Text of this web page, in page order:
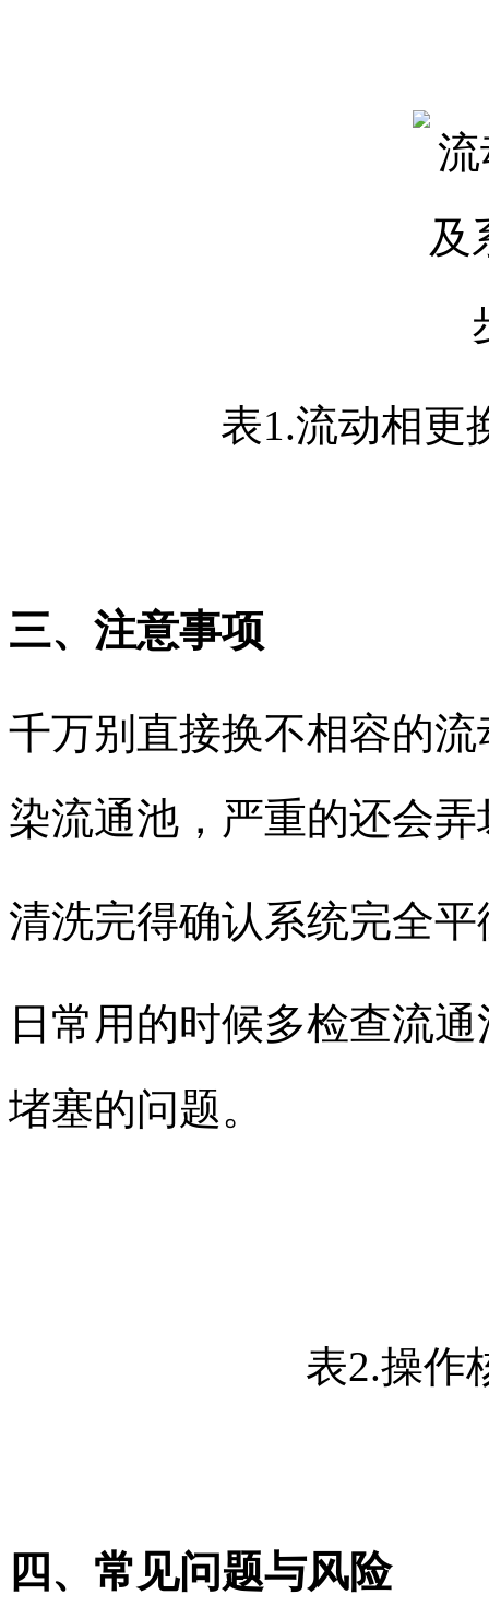
表1.流动相更
三、注意事项​
千万别直接换不相容的
染流通池，严重的还会
清洗完得确认系统完全
日常用的时候多检查流
堵塞的问题。​
表2.操作
四、常见问题与风险​